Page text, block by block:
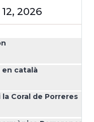
2026
en català
Coral de Porreres